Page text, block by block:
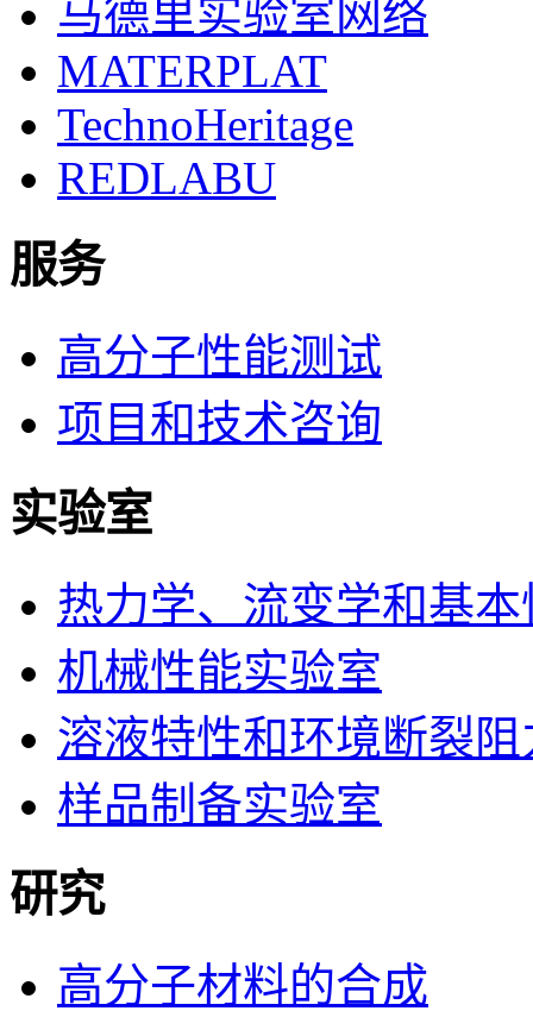
马德里实验室网络
MATERPLAT
TechnoHeritage
REDLABU
服务
高分子性能测试
项目和技术咨询
实验室
热力学、流变学和基
机械性能实验室
溶液特性和环境断裂
样品制备实验室
研究
高分子材料的合成